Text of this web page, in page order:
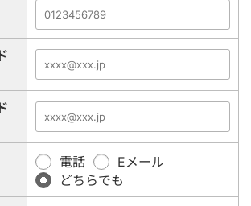
電話
Eメール
どちらでも